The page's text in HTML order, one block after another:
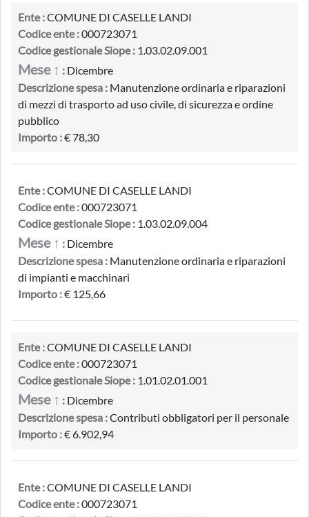
Ente :COMUNE DI CASELLE LANDI
Codice ente :000723071
Codice gestionale Siope : 1.03.02.09.001
Mese ↑ : Dicembre
Descrizione spesa : Manutenzione ordinaria e riparazioni
di mezzi di trasporto ad uso civile, di sicurezza e ordine
pubblico
Importo :€ 78,30
Ente :COMUNE DI CASELLE LANDI
Codice ente :000723071
Codice gestionale Siope : 1.03.02.09.004
Mese ↑ : Dicembre
Descrizione spesa : Manutenzione ordinaria e riparazioni
di impianti e macchinari
Importo :€ 125,66
Ente :COMUNE DI CASELLE LANDI
Codice ente :000723071
Codice gestionale Siope : 1.01.02.01.001
Mese ↑ : Dicembre
Descrizione spesa :Contributi obbligatori per il personale
Importo :€ 6.902,94
Ente :COMUNE DI CASELLE LANDI
Codice ente :000723071